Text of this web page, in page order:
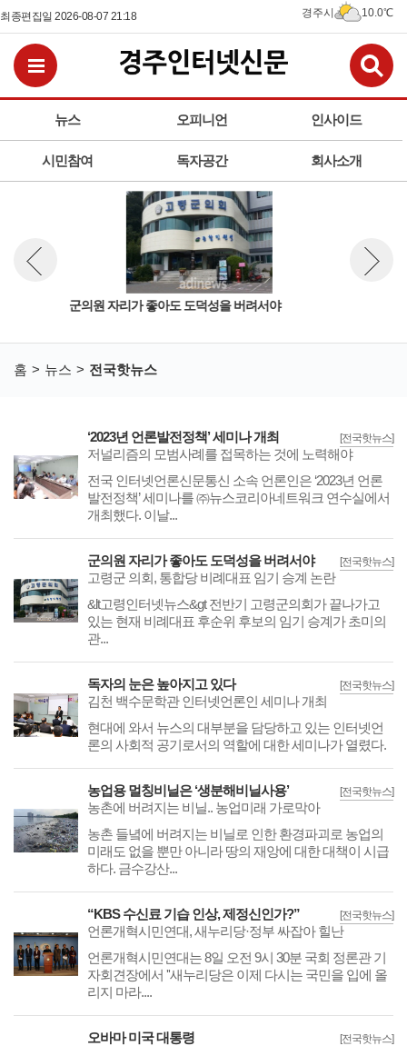
최종편집일 2026-08-07 21:18 경주시 10.0℃
뉴스 오피니언 인사이드
시민참여 독자공간 회사소개
전체메뉴보기
군의원 자리가 좋아도 도덕성을 버려서야
뉴스 이전보기
홈 뉴스 전국핫뉴스
[전국핫뉴스]
‘2023년 언론발전정책’ 세미나 개최
저널리즘의 모범사례를 접목하는 것에 노력해야
전국 인터넷언론신문통신 소속 언론인은 ‘2023년 언론
발전정책’ 세미나를 ㈜뉴스코리아네트워크 연수실에서
개최했다. 이날...
[전국핫뉴스]
군의원 자리가 좋아도 도덕성을 버려서야
고령군 의회, 통합당 비례대표 임기 승계 논란
&lt고령인터넷뉴스&gt 전반기 고령군의회가 끝나가고
있는 현재 비례대표 후순위 후보의 임기 승계가 초미의
관...
[전국핫뉴스]
독자의 눈은 높아지고 있다
김천 백수문학관 인터넷언론인 세미나 개최
현대에 와서 뉴스의 대부분을 담당하고 있는 인터넷언
론의 사회적 공기로서의 역할에 대한 세미나가 열렸다.
[전국핫뉴스]
농업용 멀칭비닐은 ‘생분해비닐사용’
농촌에 버려지는 비닐.. 농업미래 가로막아
농촌 들녘에 버려지는 비닐로 인한 환경파괴로 농업의
미래도 없을 뿐만 아니라 땅의 재앙에 대한 대책이 시급
하다. 금수강산...
[전국핫뉴스]
“KBS 수신료 기습 인상, 제정신인가?”
언론개혁시민연대, 새누리당·정부 싸잡아 힐난
언론개혁시민연대는 8일 오전 9시 30분 국회 정론관 기
자회견장에서 ''새누리당은 이제 다시는 국민을 입에 올
리지 마라....
[전국핫뉴스]
오바마 미국 대통령